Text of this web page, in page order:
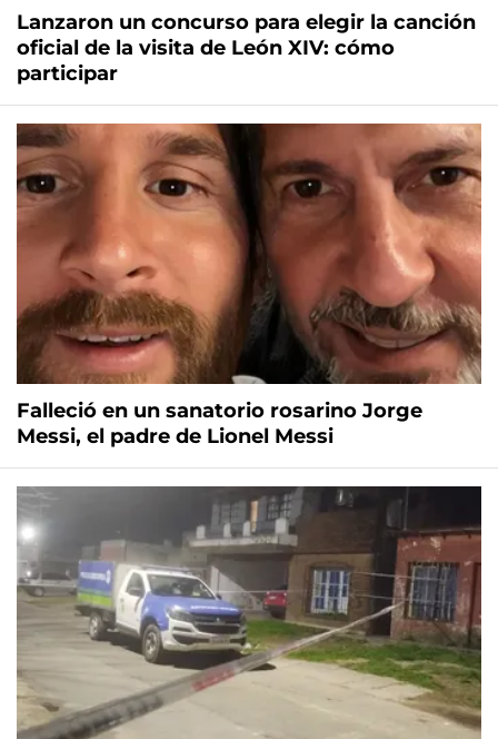
Lanzaron un concurso para elegir la canción
oficial de la visita de León XIV: cómo
participar
Falleció en un sanatorio rosarino Jorge
Messi, el padre de Lionel Messi